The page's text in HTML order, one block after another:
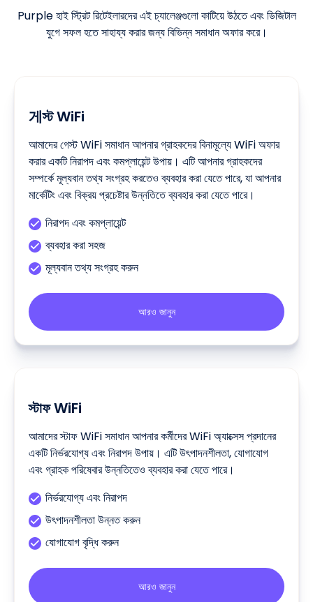
Purple হাই স্ট্রিট রিটেইলারদের এই চ্যালেঞ্জগুলো কাটিয়ে উঠতে এবং ডিজিটাল
যুগে সফল হতে সাহায্য করার জন্য বিভিন্ন সমাধান অফার করে।
게স্ট WiFi
আমাদের গেস্ট WiFi সমাধান আপনার গ্রাহকদের বিনামূল্যে WiFi অফার
করার একটি নিরাপদ এবং কমপ্লায়েন্ট উপায়। এটি আপনার গ্রাহকদের
সম্পর্কে মূল্যবান তথ্য সংগ্রহ করতেও ব্যবহার করা যেতে পারে, যা আপনার
মার্কেটিং এবং বিক্রয় প্রচেষ্টার উন্নতিতে ব্যবহার করা যেতে পারে।
নিরাপদ এবং কমপ্লায়েন্ট
ব্যবহার করা সহজ
মূল্যবান তথ্য সংগ্রহ করুন
আরও জানুন
স্টাফ WiFi
আমাদের স্টাফ WiFi সমাধান আপনার কর্মীদের WiFi অ্যাক্সেস প্রদানের
একটি নির্ভরযোগ্য এবং নিরাপদ উপায়। এটি উৎপাদনশীলতা, যোগাযোগ
এবং গ্রাহক পরিষেবার উন্নতিতেও ব্যবহার করা যেতে পারে।
নির্ভরযোগ্য এবং নিরাপদ
উৎপাদনশীলতা উন্নত করুন
যোগাযোগ বৃদ্ধি করুন
আরও জানুন